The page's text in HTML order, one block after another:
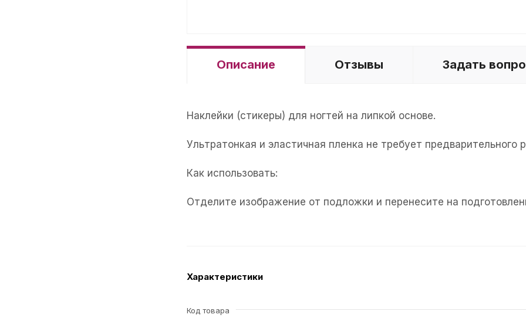
Описание Отзывы Задать
Наклейки (стикеры) для ногтей на липкой основе.
Ультратонкая и эластичная пленка не требует предварительного
Как использовать:
Отделите изображение от подложки и перенесите на
Характеристики
Код товара